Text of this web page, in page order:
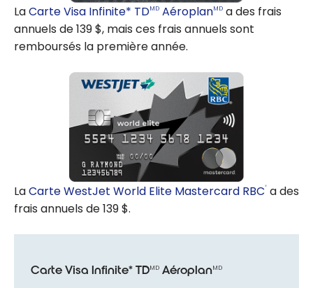
LaCarte Visa Infinite* TDMD AéroplanMD a des frais
annuels de 139 $, mais ces frais annuels sont
remboursés la première année.
LaCarte WestJet World Elite Mastercard RBC® a des
frais annuels de 139 $.
Carte Visa Infinite* TDMD AéroplanMD